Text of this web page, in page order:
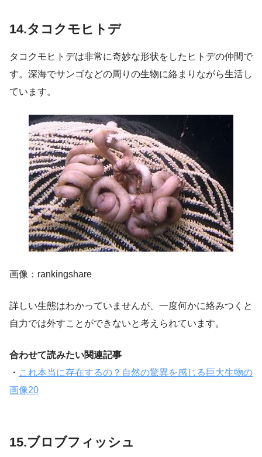
14.タコクモヒトデ
タコクモヒトデは非常に奇妙な形状をしたヒトデの仲間で
す。深海でサンゴなどの周りの生物に絡まりながら生活し
ています。
画像：rankingshare
詳しい生態はわかっていませんが、一度何かに絡みつくと
自力では外すことができないと考えられています。
合わせて読みたい関連記事
・ これ本当に存在するの？自然の驚異を感じる巨大生物の
画像20
15.ブロブフィッシュ